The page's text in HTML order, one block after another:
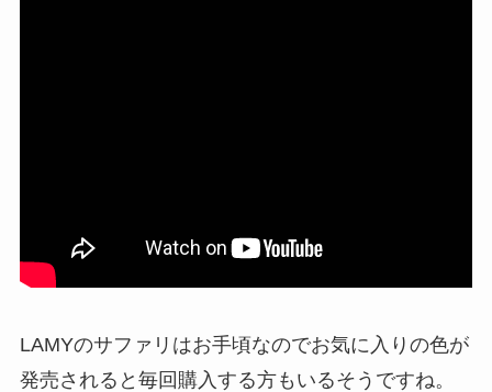
LAMYのサファリはお手頃なのでお気に入りの色が
発売されると毎回購入する方もいるそうですね。